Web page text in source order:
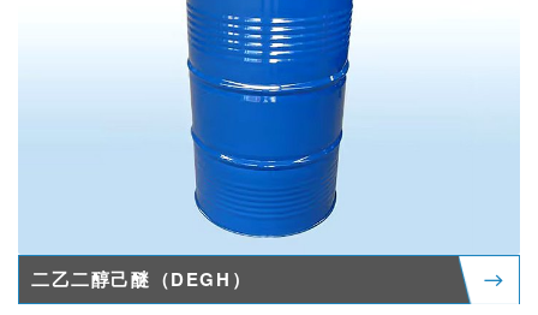
二乙二醇己醚（DEGH）